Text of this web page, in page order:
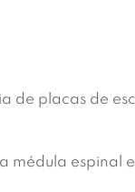
placas de
médula espinal